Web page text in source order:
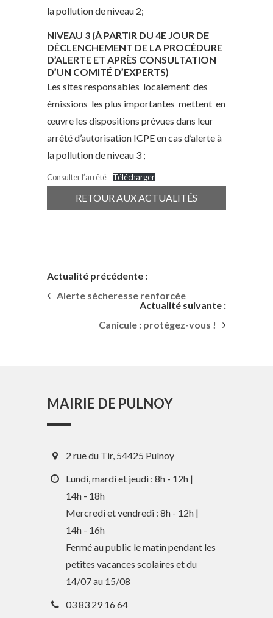
la pollution de niveau 2;
NIVEAU 3 (À PARTIR DU 4E JOUR DE
DÉCLENCHEMENT DE LA PROCÉDURE
D’ALERTE ET APRÈS CONSULTATION
D’UN COMITÉ D’EXPERTS)
Les sites responsables localement des
émissions les plus importantes mettent en
œuvre les dispositions prévues dans leur
arrêté d’autorisation ICPE en cas d’alerte à
la pollution de niveau 3 ;
Consulter l’arrêté Télécharger
RETOUR AUX ACTUALITÉS
Actualité précédente :
Alerte sécheresse renforcée
Actualité suivante :
Canicule : protégez-vous !
En 1 clic
Guide des activités et services
Comptes rendus des Conseils
MAIRIE DE PULNOY
2 rue du Tir, 54425 Pulnoy
Lundi, mardi et jeudi : 8h - 12h |
14h - 18h
Mercredi et vendredi : 8h - 12h |
14h - 16h
Fermé au public le matin pendant les
petites vacances scolaires et du
14/07 au 15/08
03 83 29 16 64